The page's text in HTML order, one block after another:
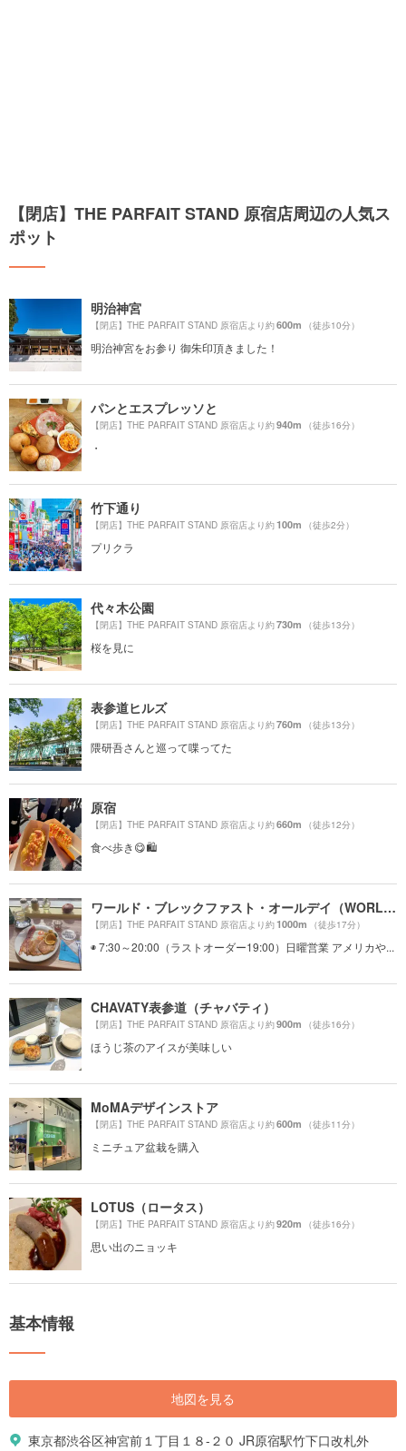
【閉店】THE PARFAIT STAND 原宿店周辺の人気ス
ポット
明治神宮
【閉店】THE PARFAIT STAND 原宿店より約600m （徒歩10分）
明治神宮をお参り 御朱印頂きました！
パンとエスプレッソと
【閉店】THE PARFAIT STAND 原宿店より約940m （徒歩16分）
・
竹下通り
【閉店】THE PARFAIT STAND 原宿店より約100m （徒歩2分）
プリクラ
代々木公園
【閉店】THE PARFAIT STAND 原宿店より約730m （徒歩13分）
桜を見に
表参道ヒルズ
【閉店】THE PARFAIT STAND 原宿店より約760m （徒歩13分）
隈研吾さんと巡って喋ってた
原宿
【閉店】THE PARFAIT STAND 原宿店より約660m （徒歩12分）
食べ歩き😋🛍
ワールド・ブレックファスト・オールデイ（WORLD BREAKFAST ALLDAY）
【閉店】THE PARFAIT STAND 原宿店より約1000m （徒歩17分）
◉ 7:30～20:00（ラストオーダー19:00）日曜営業 アメリカや...
CHAVATY表参道（チャバティ）
【閉店】THE PARFAIT STAND 原宿店より約900m （徒歩16分）
ほうじ茶のアイスが美味しい
MoMAデザインストア
【閉店】THE PARFAIT STAND 原宿店より約600m （徒歩11分）
ミニチュア盆栽を購入
LOTUS（ロータス）
【閉店】THE PARFAIT STAND 原宿店より約920m （徒歩16分）
思い出のニョッキ
基本情報
地図を見る
東京都渋谷区神宮前１丁目１８-２０ JR原宿駅竹下口改札外